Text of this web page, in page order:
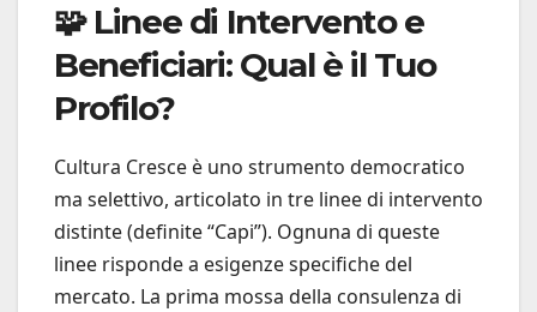
🧩 Linee di Intervento e
Beneficiari: Qual è il Tuo
Profilo?
Cultura Cresce è uno strumento democratico
ma selettivo, articolato in tre linee di intervento
distinte (definite “Capi”). Ognuna di queste
linee risponde a esigenze specifiche del
mercato. La prima mossa della consulenza di